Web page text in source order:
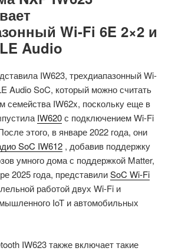
Wi-Fi 6E 2×2 и
Audio
IW623, трехдиапазонный Wi-
Audio SoC, который можно считать
семейства IW62x, поскольку еще в
IW620с подключением Wi-Fi
этого, в январе 2022 года, они
SoC IW612 , добавив поддержку
умного дома с поддержкой Matter,
2025 года, представилиSoC Wi-Fi
работой двух Wi-Fi и
IoT и автомобильных
IW623 также включает такие